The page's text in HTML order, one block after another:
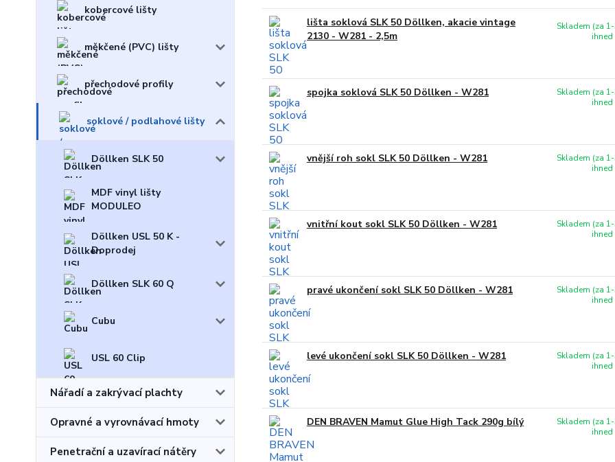
kobercové lišty
měkčené (PVC) lišty
přechodové profily
soklové / podlahové lišty
Döllken SLK 50
MDF vinyl lišty
MODULEO
Döllken USL 50 K -
Doprodej
Döllken SLK 60 Q
Cubu
USL 60 Clip
Nářadí a zakrývací plachty
Opravné a vyrovnávací hmoty
Penetrační a uzavírací nátěry
lišta soklová SLK 50 Döllken, akacie vintage
2130 - W281 - 2,5m
Skladem (za
spojka soklová SLK 50 Döllken - W281
Skladem (za
vnější roh sokl SLK 50 Döllken - W281
Skladem (za
vnitřní kout sokl SLK 50 Döllken - W281
Skladem (za
pravé ukončení sokl SLK 50 Döllken - W281
Skladem (za
levé ukončení sokl SLK 50 Döllken - W281
Skladem (za
DEN BRAVEN Mamut Glue High Tack 290g bílý
Skladem (za